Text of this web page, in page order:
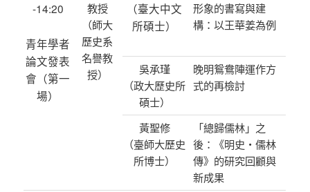
-14:20
青年學者
論文發表
會（第一
場）
教授
（師大
歷史系
名譽教
授）
（臺大中文
所碩士）
形象的書寫與建
構：以王華姜為例
吳承瑾
（政大歷史所
碩士）
晚明鴛鴦陣運作方
式的再檢討
黃聖修
（臺師大歷史
所博士）
「總歸儒林」之
後：《明史‧儒林
傳》的研究回顧與
新成果